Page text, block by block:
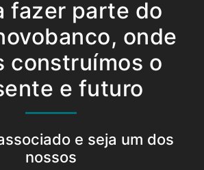
fazer parte do
onde
construímos o
e futuro
e seja um dos
nossos